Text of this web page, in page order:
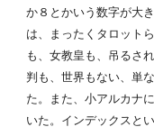
か８とかいう数字が大
は、まったくタロット
も、女教皇も、吊るさ
判も、世界もない、単
た。また、小アルカナ
いた。インデックスと